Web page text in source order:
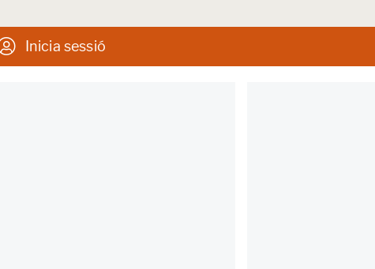
Inicia sessió